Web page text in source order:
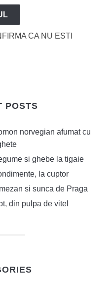
CA NU ESTI
POSTS
norvegian afumat cu
si ghebe la tigaie
la cuptor
si sunca de Praga
din pulpa de vitel